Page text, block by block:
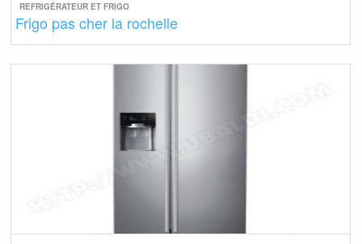
REFRIGÉRATEUR ET FRIGO
Frigo pas cher la rochelle